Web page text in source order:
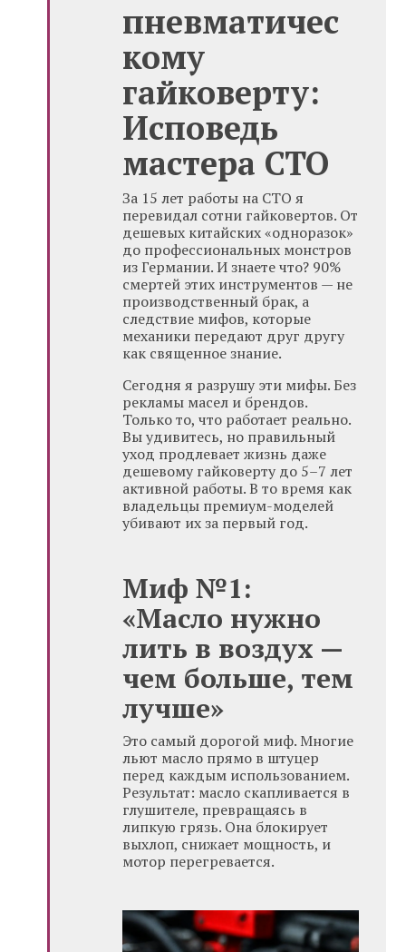
пневматичес
кому
гайковерту:
Исповедь
мастера СТО
За 15 лет работы на СТО я
перевидал сотни гайковертов. От
дешевых китайских «одноразок»
до профессиональных монстров
из Германии. И знаете что? 90%
смертей этих инструментов — не
производственный брак, а
следствие мифов, которые
механики передают друг другу
как священное знание.
Сегодня я разрушу эти мифы. Без
рекламы масел и брендов.
Только то, что работает реально.
Вы удивитесь, но правильный
уход продлевает жизнь даже
дешевому гайковерту до 5–7 лет
активной работы. В то время как
владельцы премиум-моделей
убивают их за первый год.
Миф №1:
«Масло нужно
лить в воздух —
чем больше, тем
лучше»
Это самый дорогой миф. Многие
льют масло прямо в штуцер
перед каждым использованием.
Результат: масло скапливается в
глушителе, превращаясь в
липкую грязь. Она блокирует
выхлоп, снижает мощность, и
мотор перегревается.